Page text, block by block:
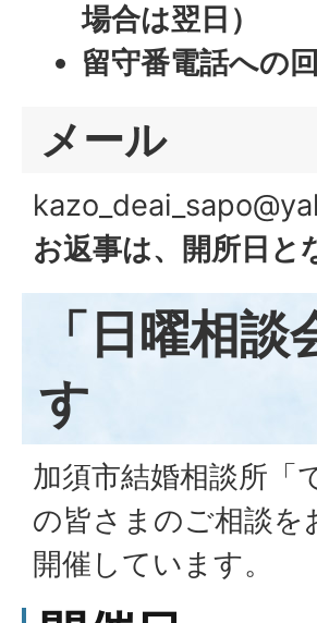
場合は翌日）
留守番電話への
メール
お返事は、開所日と
「日曜相
す
加須市結婚相談所「
の皆さまのご相談を
開催しています。